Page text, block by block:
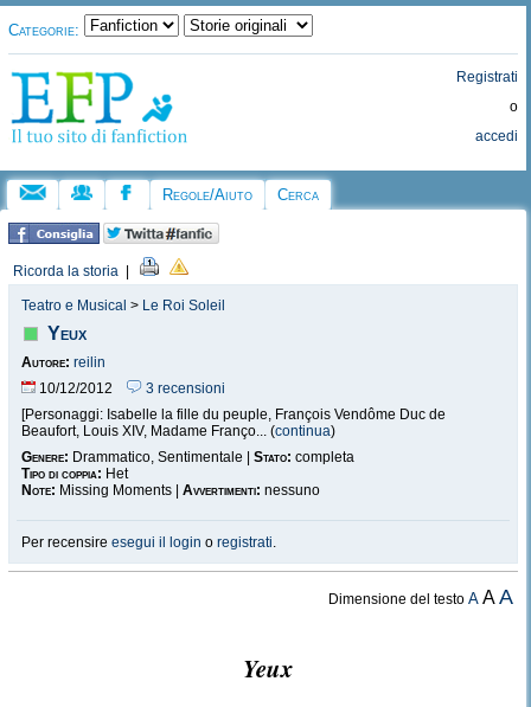
Categorie:
Registrati
o
accedi
Regole/Aiuto Cerca
Ricorda la storia
Teatro e Musical > Le Roi Soleil
Yeux
Autore: reilin
10/12/2012
3 recensioni
[Personaggi: Isabelle la fille du peuple, François Vendôme Duc de
Beaufort, Louis XIV, Madame Franço... (continua)
Genere: Drammatico, Sentimentale | Stato: completa
Tipo di coppia: Het
Note: Missing Moments | Avvertimenti: nessuno
Per recensire esegui il login o registrati.
Dimensione del testoA AA
Yeux